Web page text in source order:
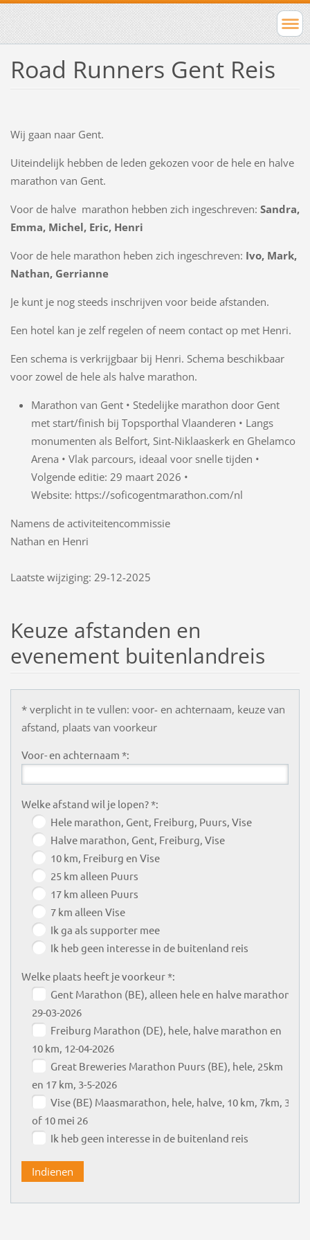
Road Runners Gent Reis
Wij gaan naar Gent.
Uiteindelijk hebben de leden gekozen voor de hele en halve
marathon van Gent.
Voor de halve marathon hebben zich ingeschreven: Sandra,
Emma, Michel, Eric, Henri
Voor de hele marathon heben zich ingeschreven: Ivo, Mark,
Nathan, Gerrianne
Je kunt je nog steeds inschrijven voor beide afstanden.
Een hotel kan je zelf regelen of neem contact op met Henri.
Een schema is verkrijgbaar bij Henri. Schema beschikbaar
voor zowel de hele als halve marathon.
Marathon van Gent • Stedelijke marathon door Gent
met start/finish bij Topsporthal Vlaanderen • Langs
monumenten als Belfort, Sint-Niklaaskerk en Ghelamco
Arena • Vlak parcours, ideaal voor snelle tijden •
Volgende editie: 29 maart 2026 •
Website: https://soficogentmarathon.com/nl
Namens de activiteitencommissie
Nathan en Henri
Laatste wijziging: 29-12-2025
Keuze afstanden en
evenement buitenlandreis
* verplicht in te vullen: voor- en achternaam, keuze van
afstand, plaats van voorkeur
Voor- en achternaam *:
Welke afstand wil je lopen? *:
Hele marathon, Gent, Freiburg, Puurs, Vise
Halve marathon, Gent, Freiburg, Vise
10 km, Freiburg en Vise
25 km alleen Puurs
17 km alleen Puurs
7 km alleen Vise
Ik ga als supporter mee
Ik heb geen interesse in de buitenland reis
Welke plaats heeft je voorkeur *:
Gent Marathon (BE), alleen hele en halve marathon,
29-03-2026
Freiburg Marathon (DE), hele, halve marathon en
10 km, 12-04-2026
Great Breweries Marathon Puurs (BE), hele, 25km
en 17 km, 3-5-2026
Vise (BE) Maasmarathon, hele, halve, 10 km, 7km, 3
of 10 mei 26
Ik heb geen interesse in de buitenland reis